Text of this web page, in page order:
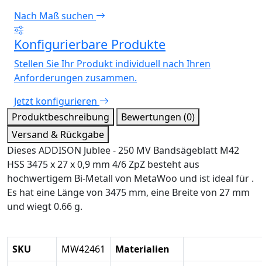
Nach Maß suchen
Konfigurierbare Produkte
Stellen Sie Ihr Produkt individuell nach Ihren
Anforderungen zusammen.
Jetzt konfigurieren
Produktbeschreibung
Bewertungen (0)
Versand & Rückgabe
Dieses ADDISON Jublee - 250 MV Bandsägeblatt M42
HSS 3475 x 27 x 0,9 mm 4/6 ZpZ besteht aus
hochwertigem Bi-Metall von MetaWoo und ist ideal für .
Es hat eine Länge von 3475 mm, eine Breite von 27 mm
und wiegt 0.66 g.
SKU MW42461
Materialien